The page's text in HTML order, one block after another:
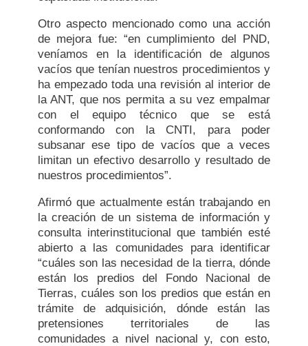
Otro aspecto mencionado como una acción
de mejora fue: “en cumplimiento del PND,
veníamos en la identificación de algunos
vacíos que tenían nuestros procedimientos y
ha empezado toda una revisión al interior de
la ANT, que nos permita a su vez empalmar
con el equipo técnico que se está
conformando con la CNTI, para poder
subsanar ese tipo de vacíos que a veces
limitan un efectivo desarrollo y resultado de
nuestros procedimientos”.
Afirmó que actualmente están trabajando en
la creación de un sistema de información y
consulta interinstitucional que también esté
abierto a las comunidades para identificar
“cuáles son las necesidad de la tierra, dónde
están los predios del Fondo Nacional de
Tierras, cuáles son los predios que están en
trámite de adquisición, dónde están las
pretensiones territoriales de las
comunidades a nivel nacional y, con esto,